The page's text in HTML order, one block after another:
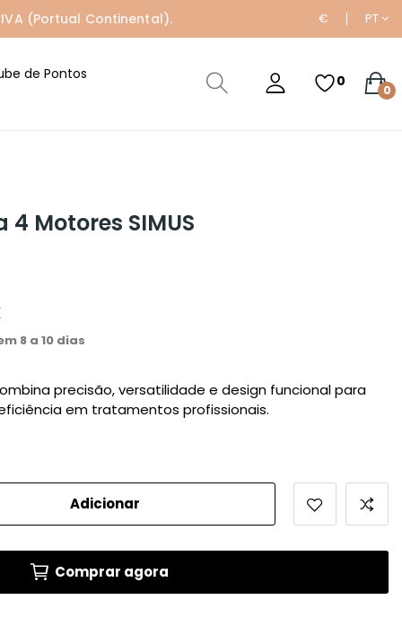
(Portual Continental). € PT
de Pontos 0
0
Motores SIMUS
8 a 10 dias
precisão, versatilidade e design funcional para
em tratamentos profissionais.
Adicionar
Comprar agora